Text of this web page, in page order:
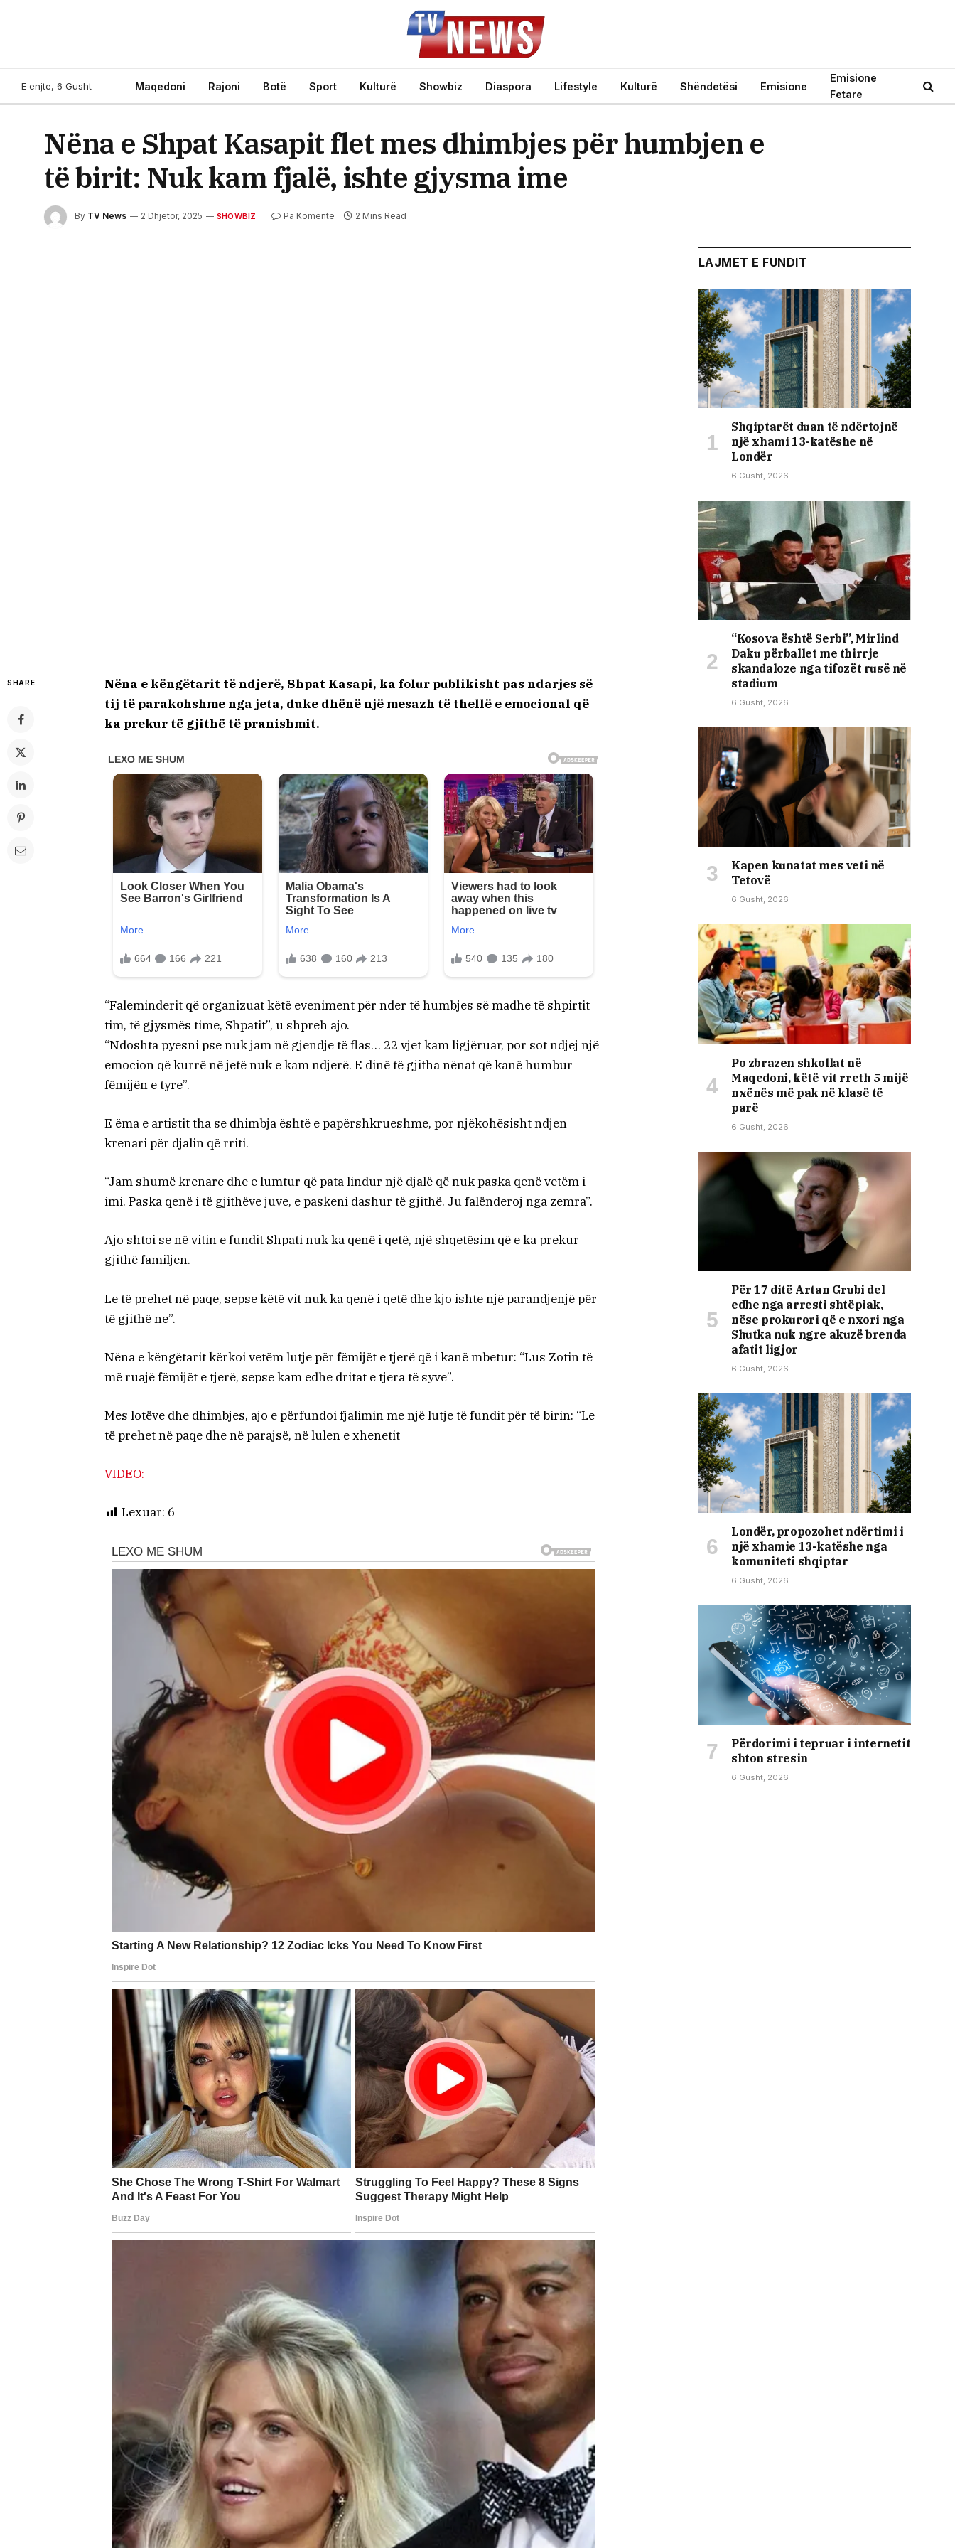
E enjte, 6 Gusht Maqedoni Rajoni Botë Sport Kulturë Showbiz Diaspora Lifestyle Kulturë Shëndetësi Emisione
Emisione
Fetare
Nëna e Shpat Kasapit flet mes dhimbjes për humbjen e
të birit: Nuk kam fjalë, ishte gjysma ime
By TV News 2 Dhjetor, 2025 SHOWBIZ Pa Komente 2 Mins Read
SHARE
Nëna e këngëtarit të ndjerë, Shpat Kasapi, ka folur publikisht pas ndarjes së
tij të parakohshme nga jeta, duke dhënë një mesazh të thellë e emocional që
ka prekur të gjithë të pranishmit.
“Faleminderit që organizuat këtë eveniment për nder të humbjes së madhe të shpirtit
tim, të gjysmës time, Shpatit”, u shpreh ajo.
“Ndoshta pyesni pse nuk jam në gjendje të flas… 22 vjet kam ligjëruar, por sot ndjej një
emocion që kurrë në jetë nuk e kam ndjerë. E dinë të gjitha nënat që kanë humbur
fëmijën e tyre”.
E ëma e artistit tha se dhimbja është e papërshkrueshme, por njëkohësisht ndjen
krenari për djalin që rriti.
“Jam shumë krenare dhe e lumtur që pata lindur një djalë që nuk paska qenë vetëm i
imi. Paska qenë i të gjithëve juve, e paskeni dashur të gjithë. Ju falënderoj nga zemra”.
Ajo shtoi se në vitin e fundit Shpati nuk ka qenë i qetë, një shqetësim që e ka prekur
gjithë familjen.
Le të prehet në paqe, sepse këtë vit nuk ka qenë i qetë dhe kjo ishte një parandjenjë për
të gjithë ne”.
Nëna e këngëtarit kërkoi vetëm lutje për fëmijët e tjerë që i kanë mbetur: “Lus Zotin të
më ruajë fëmijët e tjerë, sepse kam edhe dritat e tjera të syve”.
Mes lotëve dhe dhimbjes, ajo e përfundoi fjalimin me një lutje të fundit për të birin: “Le
të prehet në paqe dhe në parajsë, në lulen e xhenetit
VIDEO:
Lexuar: 6
LAJMET E FUNDIT
Shqiptarët duan të ndërtojnë
një xhami 13-katëshe në
Londër
6 Gusht, 2026
“Kosova është Serbi”, Mirlind
Daku përballet me thirrje
skandaloze nga tifozët rusë në
stadium
6 Gusht, 2026
Kapen kunatat mes veti në
Tetovë
6 Gusht, 2026
Po zbrazen shkollat në
Maqedoni, këtë vit rreth 5 mijë
nxënës më pak në klasë të
parë
6 Gusht, 2026
Për 17 ditë Artan Grubi del
edhe nga arresti shtëpiak,
nëse prokurori që e nxori nga
Shutka nuk ngre akuzë brenda
afatit ligjor
6 Gusht, 2026
Londër, propozohet ndërtimi i
një xhamie 13-katëshe nga
komuniteti shqiptar
6 Gusht, 2026
Përdorimi i tepruar i internetit
shton stresin
6 Gusht, 2026